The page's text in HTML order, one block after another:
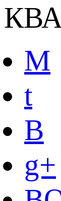
M
t
B
g+